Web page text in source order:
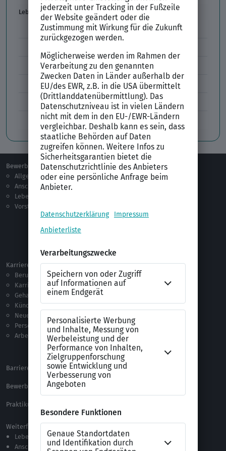
Lebenslauf
Lebenslauf Aufbau und Inhalt
Lebenslauf Englisch Résumé
Lücken im Lebenslauf
Tabellarischer Lebenslauf
Professionelles Bewerbungsfoto
Bewerben
Allgemeines
Anschreiben
Lebenslauf
Vorstellungsgespräch
Berufsorientierung
Ausbildung
Jobprofile
Karriere
Berufseinstieg
Karriere machen
Gehalt
Kündigung
Neue Arbeitswelt
Personalführung
Arbeitsrecht
Vorlagen & Tests
Anschreiben-Vorlagen
Lebenslauf-Vorlagen
Checklisten
Testverfahren
Alle Word-Dateien
Alle Downloads
Barrierefreiheitserklärung
XING Impressum
Bewerbungs-FAQ
Praktikum Online Marketing
Weiterführende Links
Lebenslauf-Editor
Anschreiben-Editor